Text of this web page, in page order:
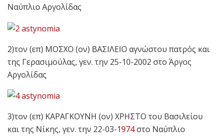
Ναύπλιο Αργολίδας
2)τον (επ) ΜΟΣΧΟ (ον) ΒΑΣΙΛΕΙΟ αγνώστου πατρός και
της Γερασιμούλας, γεν. την 25-10-2002 στο Άργος
Αργολίδας
3)τον (επ) ΚΑΡΑΓΚΟΥΝΗ (ον) ΧΡΗΣΤΟ του Βασιλείου
και της Νίκης, γεν. την 22-03-1974στο Ναύπλιο